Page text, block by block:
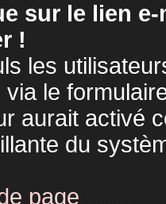
sur le lien
!
les
le
aurait activé
du
page